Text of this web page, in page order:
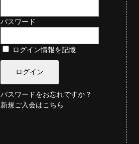
パスワード
ログイン情報を記憶
パスワードをお忘れですか？
新規ご入会はこちら